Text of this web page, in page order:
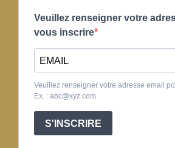
Veuillez renseigner votre
vous inscrire
Veuillez renseigner votre adresse email
Ex. : abc@xyz.com
S'INSCRIRE